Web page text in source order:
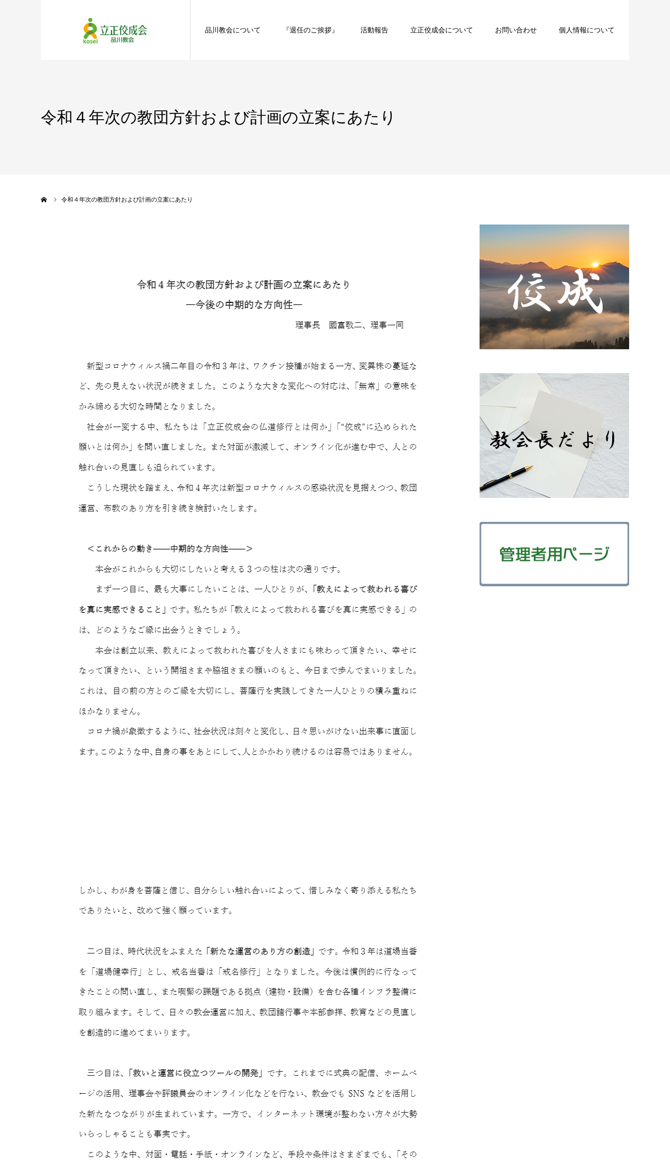
品川教会について 『退任のご挨拶』 活動報告 立正佼成会について お問い合わせ 個人情報について
令和４年次の教団方針および計画の立案にあたり
令和４年次の教団方針および計画の立案にあたり